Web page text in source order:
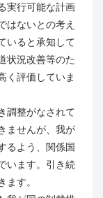
実行可能な計画
はないとの考え
いると承知して
状況改善等のた
く評価していま
調整がなされて
ませんが、我が
るよう、関係国
います。引き続
す。